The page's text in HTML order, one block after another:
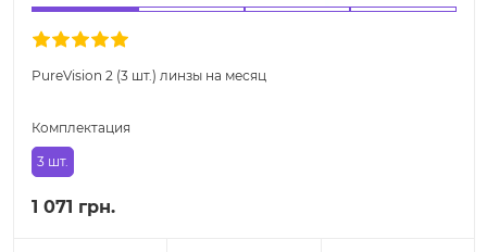
PureVision 2 (3 шт.) линзы на месяц
Комплектация
3 шт.
1 071 грн.